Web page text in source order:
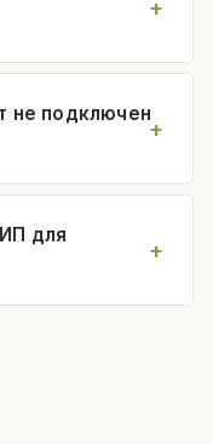
не подключен
для